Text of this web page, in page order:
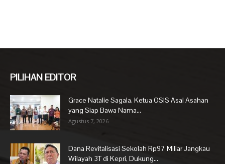
PILIHAN EDITOR
Grace Natalie Sagala, Ketua OSIS Asal Asahan
yang Siap Bawa Nama...
Agustus 7, 2026
Dana Revitalisasi Sekolah Rp97 Miliar Jangkau
Wilayah 3T di Kepri, Dukung...